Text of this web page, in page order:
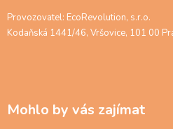
Provozovatel: EcoRevolution, s.r.o.
Kodaňská 1441/46, Vršovice, 101 00
Mohlo by vás zajímat